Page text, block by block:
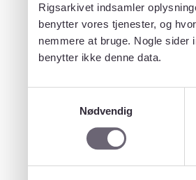
Rigsarkivet indsamler
benytter vores tjenester, og
nemmere at bruge. Nogle
benytter ikke denne data.
Nødvendig